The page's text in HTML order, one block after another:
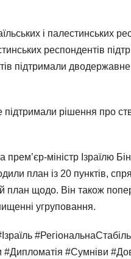
і палестинських
респондентів
підтримали
підтримали рішення про
міністр Ізраїлю
план із 20 пунктів,
план щодо. Він також
угруповання.
#Сумніви